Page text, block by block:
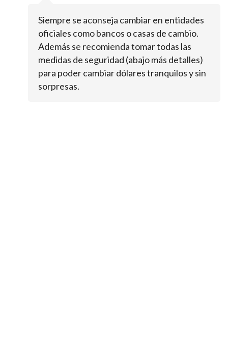
Siempre se aconseja cambiar en entidades
oficiales como bancos o casas de cambio.
Además se recomienda tomar todas las
medidas de seguridad (abajo más detalles)
para poder cambiar dólares tranquilos y sin
sorpresas.